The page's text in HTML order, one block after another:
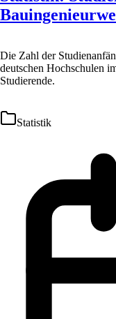
Die Zahl der
deutschen Hochschulen
Studierende.
Statistik